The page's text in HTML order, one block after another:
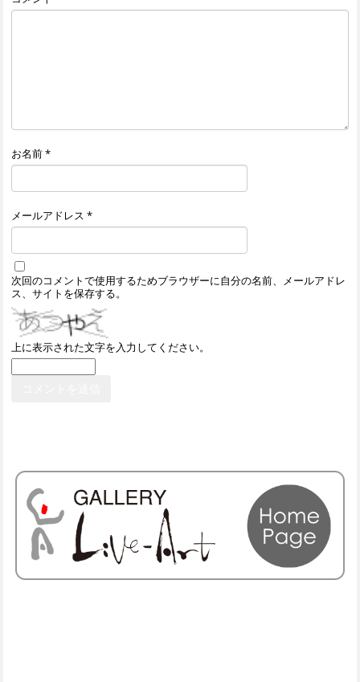
お名前*
メールアドレス *
次回のコメントで使用するためブラウザーに自分の名前、メールアドレ
ス、サイトを保存する。
上に表示された文字を入力してください。